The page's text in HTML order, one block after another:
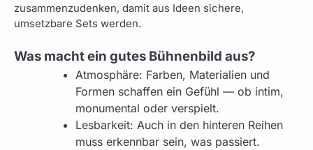
zusammenzudenken, damit aus Ideen sichere,
umsetzbare Sets werden.
Was macht ein gutes Bühnenbild aus?
Atmosphäre: Farben, Materialien und
Formen schaffen ein Gefühl — ob intim,
monumental oder verspielt.
Lesbarkeit: Auch in den hinteren Reihen
muss erkennbar sein, was passiert.